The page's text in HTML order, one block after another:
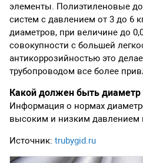
элементы. Полиэтиленовые
систем с давлением от 3 до 6
диаметров, при величине до
совокупности с большей
антикоррозийностью это
трубопроводом все более
Какой должен быть диаметр
Информация о нормах
высоким и низким давлением
Источник: trubygid.ru